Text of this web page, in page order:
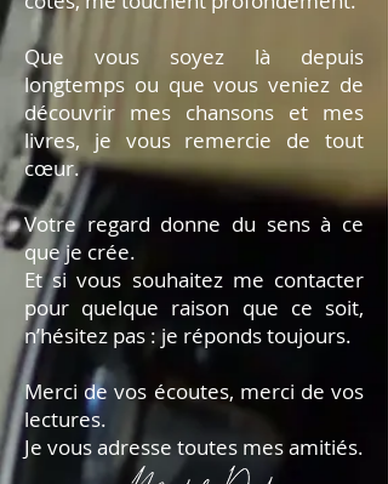
Que vous soyez là depuis
longtemps ou que vous veniez de
découvrir mes chansons et mes
livres, je vous remercie de tout
cœur.
Votre regard donne du sens à ce
que je crée.
Et si vous souhaitez me contacter
pour quelque raison que ce soit,
n’hésitez pas : je réponds toujours.
Merci de vos écoutes, merci de vos
lectures.
Je vous adresse toutes mes amitiés.